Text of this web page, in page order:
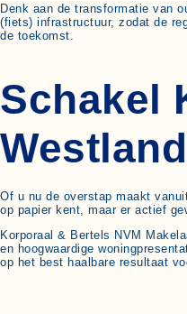
Denk aan de transformatie van
(fiets) infrastructuur, zodat de
de toekomst.
Schakel
Westland
Of u nu de overstap maakt
op papier kent, maar er actief
Korporaal & Bertels NVM
en hoogwaardige
op het best haalbare resultaat